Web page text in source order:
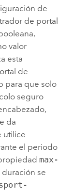
de
de portal
valor
esta
de
para que solo
seguro
da
utilice
el periodo
max-
se